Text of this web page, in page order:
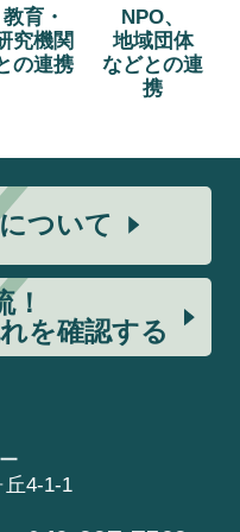
教育・
究機関
の連携
NPO、
地域団体
などとの連
携
ついて
！
を確認する
丘4-1-1